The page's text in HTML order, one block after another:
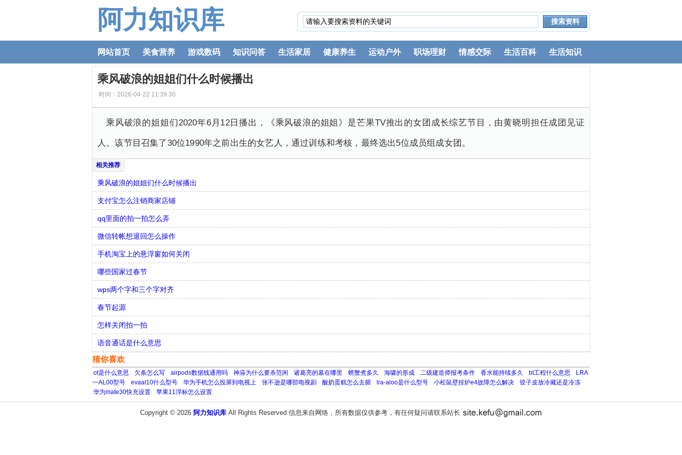
阿力知识库
网站首页 美食营养 游戏数码 知识问答 生活家居 健康养生 运动户外 职场理财 情感交际 生活百科 生活知识
乘风破浪的姐姐们什么时候播出
时间：2026-04-22 11:39:30
乘风破浪的姐姐们2020年6月12日播出，《乘风破浪的姐姐》是芒果TV推出的女团成长综艺节目，由黄晓明担任成团见证
人。该节目召集了30位1990年之前出生的女艺人，通过训练和考核，最终选出5位成员组成女团。
乘风破浪的姐姐们什么时候播出
支付宝怎么注销商家店铺
qq里面的拍一拍怎么弄
微信转帐想退回怎么操作
手机淘宝上的悬浮窗如何关闭
哪些国家过春节
wps两个字和三个字对齐
春节起源
怎样关闭拍一拍
语音通话是什么意思
猜你喜欢
ot是什么意思 欠条怎么写 airpods数据线通用吗 神庙为什么要杀范闲 诸葛亮的墓在哪里 螃蟹煮多久 海啸的形成 二级建造师报考条件 香水能持续多久 bt工程什么意思
LRA
一AL00型号
evaal10什么型号 华为手机怎么投屏到电视上 张不逊是哪部电视剧 酸奶蛋糕怎么去腥 lra-aloo是什么型号 小松鼠壁挂炉e4故障怎么解决
饺子皮放冷藏还是冷冻
华为mate30快充设置
苹果11浮标怎么设置
Copyright © 2026 阿力知识库All Rights Reserved 信息来自网络，所有数据仅供参考，有任何疑问请联系站长